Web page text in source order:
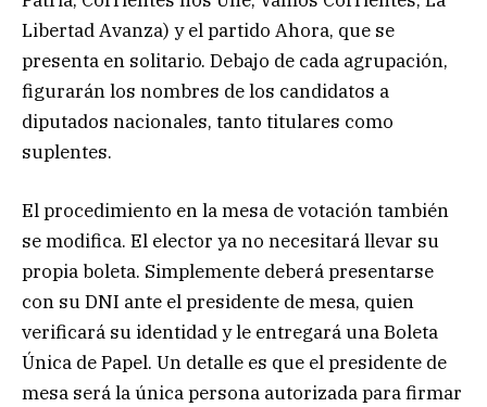
Libertad Avanza) y el partido Ahora, que se
presenta en solitario. Debajo de cada agrupación,
figurarán los nombres de los candidatos a
diputados nacionales, tanto titulares como
suplentes.
El procedimiento en la mesa de votación también
se modifica. El elector ya no necesitará llevar su
propia boleta. Simplemente deberá presentarse
con su DNI ante el presidente de mesa, quien
verificará su identidad y le entregará una Boleta
Única de Papel. Un detalle es que el presidente de
mesa será la única persona autorizada para firmar